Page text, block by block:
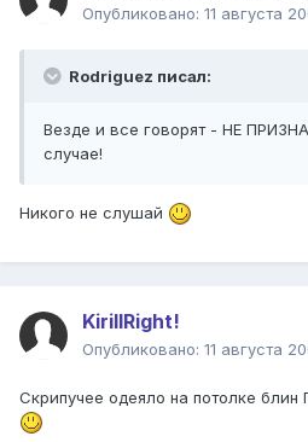
Опубликовано: 11 августа
Rodriguez писал:
Везде и все говорят - НЕ
случае!
Никого не слушай
KirillRight!
Опубликовано: 11 августа
Скрипучее одеяло на потолке